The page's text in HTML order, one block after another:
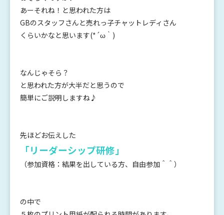
あーそれね！と思われた方は
GBのスタッフさんと売れっ子チャットレディさん
くらいかなと思います(*´ω｀)
なんじゃそら？
と思われた方が大半だと思うので
簡単にご説明しますね♪
先ほどお伝えした
「リーダーシップ研修」
（参加資格：結果を出している方、自由参加＾＾）
の中で